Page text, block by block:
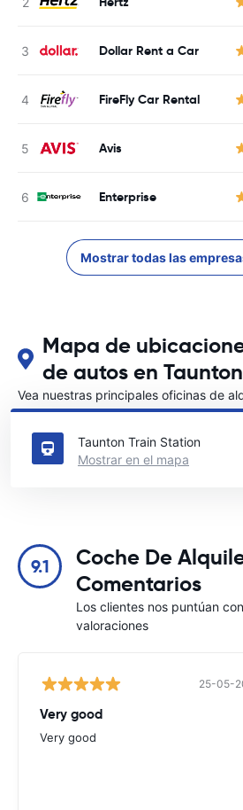
Dollar Rent a Car
FireFly Car Rental
Avis
Enterprise
Mostrar todas las
Mapa de
de autos en Taunton
Vea nuestras principales oficinas de
Taunton
Taunton Train Station
Mostrar en el mapa
9.1
Coche De
Comentarios
Los clientes nos puntúan
valoraciones
25-05-
Very good
Very good